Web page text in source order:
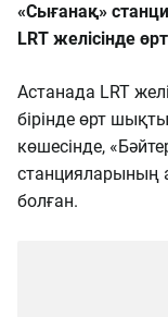
«Сығанақ»
LRT желісінде
Астанада LRT
бірінде өрт
көшесінде,
станцияларының
болған.